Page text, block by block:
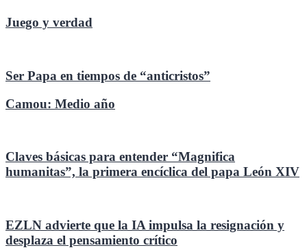
Juego y verdad
Ser Papa en tiempos de “anticristos”
Camou: Medio año
Claves básicas para entender “Magnifica
humanitas”, la primera encíclica del papa León XIV
EZLN advierte que la IA impulsa la resignación y
desplaza el pensamiento crítico